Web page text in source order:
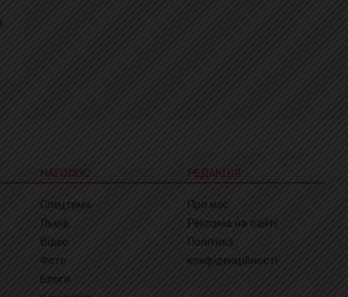
НАГОЛОС
Спецтема
Львів
Відео
Фото
Блоги
РЕДАКЦІЯ
Про нас
Реклама на сайті
Політика
конфіденційності